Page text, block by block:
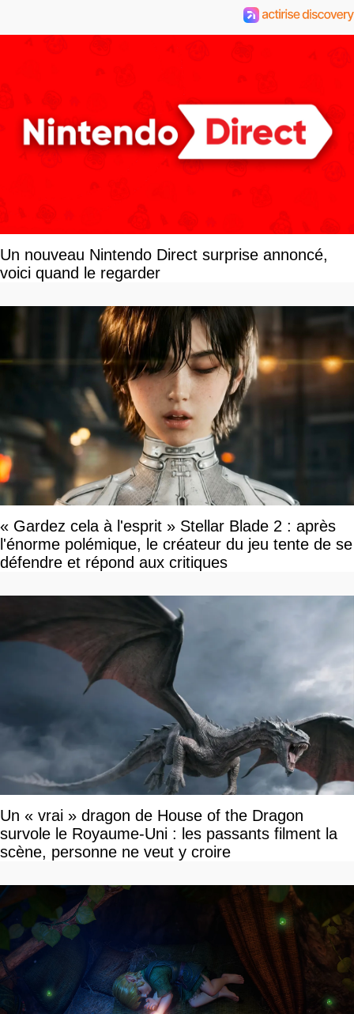
Un nouveau Nintendo Direct surprise annoncé,
voici quand le regarder
« Gardez cela à l'esprit » Stellar Blade 2 : après
l'énorme polémique, le créateur du jeu tente de se
défendre et répond aux critiques
Un « vrai » dragon de House of the Dragon
survole le Royaume-Uni : les passants filment la
scène, personne ne veut y croire